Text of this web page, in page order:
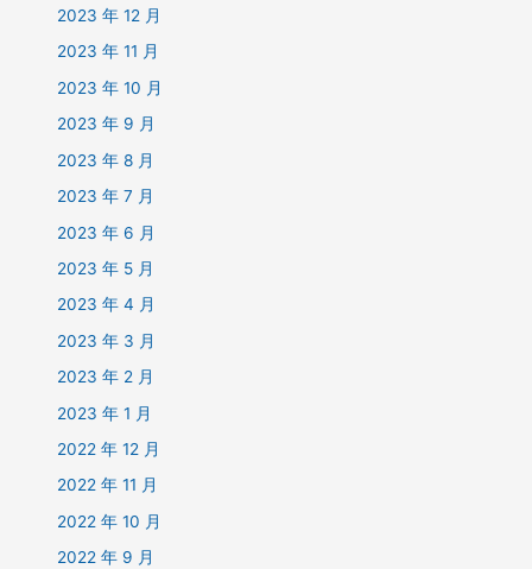
2023 年 12 月
2023 年 11 月
2023 年 10 月
2023 年 9 月
2023 年 8 月
2023 年 7 月
2023 年 6 月
2023 年 5 月
2023 年 4 月
2023 年 3 月
2023 年 2 月
2023 年 1 月
2022 年 12 月
2022 年 11 月
2022 年 10 月
2022 年 9 月